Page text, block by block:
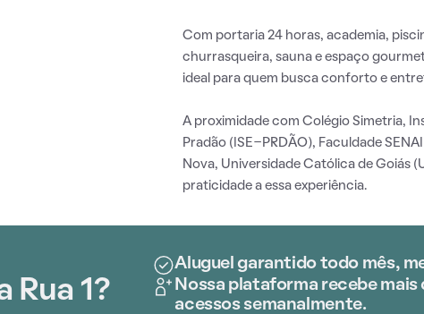
Com portaria 24 horas, academia,
churrasqueira, sauna e espaço
ideal para quem busca conforto e
A proximidade com Colégio Simetria,
Pradão (ISE-PRDÃO), Faculdade
Nova, Universidade Católica de Goiás
praticidade a essa experiência.
Rua 1?
Aluguel garantido todo mês,
Nossa plataforma recebe mais
acessos semanalmente.